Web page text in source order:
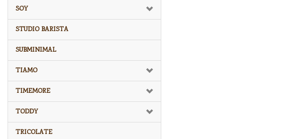
SOY
STUDIO BARISTA
SUBMINIMAL
TIAMO
TIMEMORE
TODDY
TRICOLATE